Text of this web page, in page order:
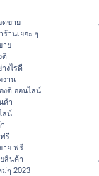
ดขาย
ร้านเยอะ ๆ
าย
ดี
งไรดี
งาน
งดี ออนไลน์
ค้า
ลน์
รี
าย ฟรี
สินค้า
ม่ๆ 2023